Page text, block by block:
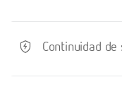
Continuidad de